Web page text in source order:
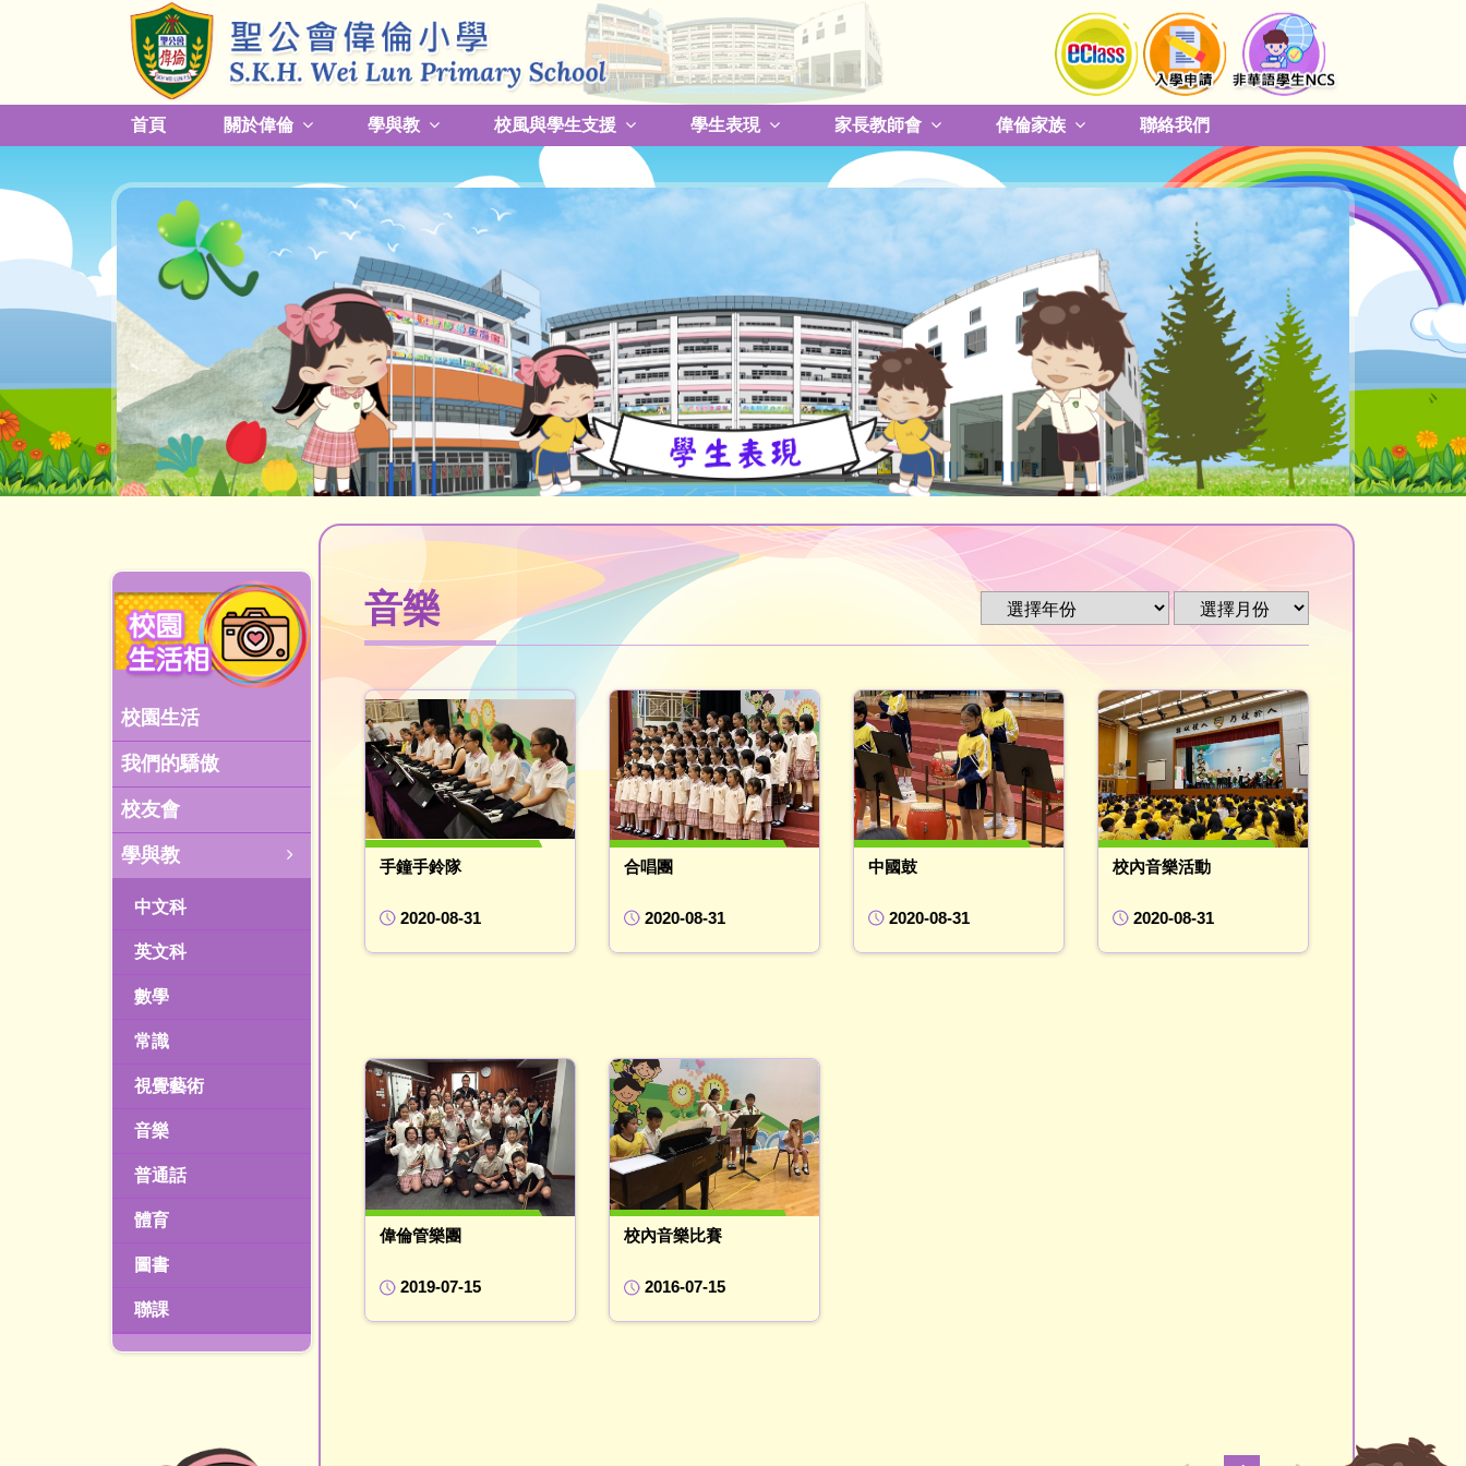
首頁 關於偉倫 學與教 校風與學生支援 學生表現 家長教師會 偉倫家族 聯絡我們
校園生活
我們的驕傲
校友會
學與教
中文科
英文科
數學
常識
視覺藝術
音樂
普通話
體育
圖書
聯課
音樂
手鐘手鈴隊
2020-08-31
合唱團
2020-08-31
中國鼓
2020-08-31
校內音樂活動
2020-08-31
偉倫管樂團
2019-07-15
校內音樂比賽
2016-07-15